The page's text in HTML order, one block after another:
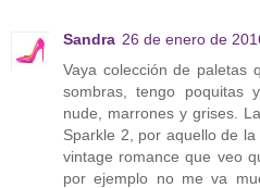
Sandra 26 de enero de
Vaya colección de paletas
sombras, tengo poquitas
nude, marrones y grises.
Sparkle 2, por aquello de
vintage romance que veo
por ejemplo no me va